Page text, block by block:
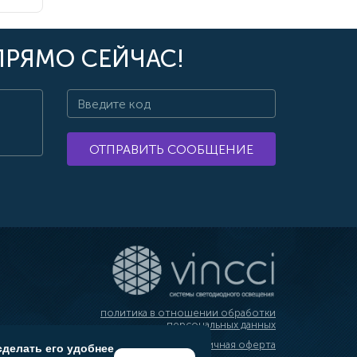
СЕЙЧАС!
ОТПРАВИТЬ СООБЩЕНИЕ
политика в отношении обработки
персональных данных
публичная оферта
его удобнее